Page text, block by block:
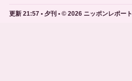
更新 21:57 • 夕刊 • © 2026 ニッポンレポート